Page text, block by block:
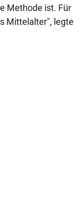
Methode ist. Für
Mittelalter", legte